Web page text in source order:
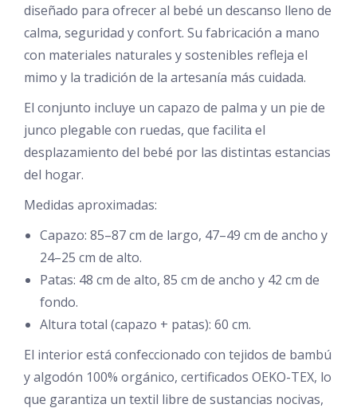
diseñado para ofrecer al bebé un descanso lleno de
calma, seguridad y confort. Su fabricación a mano
con materiales naturales y sostenibles refleja el
mimo y la tradición de la artesanía más cuidada.
El conjunto incluye un capazo de palma y un pie de
junco plegable con ruedas, que facilita el
desplazamiento del bebé por las distintas estancias
del hogar.
Medidas aproximadas:
Capazo: 85–87 cm de largo, 47–49 cm de ancho y
24–25 cm de alto.
Patas: 48 cm de alto, 85 cm de ancho y 42 cm de
fondo.
Altura total (capazo + patas): 60 cm.
El interior está confeccionado con tejidos de bambú
y algodón 100% orgánico, certificados OEKO-TEX, lo
que garantiza un textil libre de sustancias nocivas,